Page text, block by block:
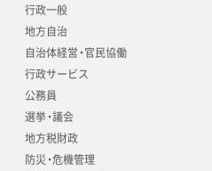
行政一般
地方自治
自治体経営・官民協働
行政サービス
公務員
選挙・議会
地方税財政
防災・危機管理